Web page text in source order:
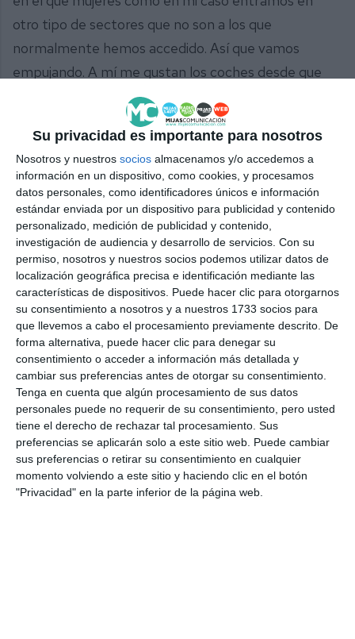
Su privacidad es importante para nosotros
Nosotros y nuestros socios almacenamos y/o accedemos a
información en un dispositivo, como cookies, y procesamos
datos personales, como identificadores únicos e información
estándar enviada por un dispositivo para publicidad y contenido
personalizado, medición de publicidad y contenido,
investigación de audiencia y desarrollo de servicios. Con su
permiso, nosotros y nuestros socios podemos utilizar datos de
localización geográfica precisa e identificación mediante las
características de dispositivos. Puede hacer clic para otorgarnos
su consentimiento a nosotros y a nuestros 1733 socios para
que llevemos a cabo el procesamiento previamente descrito. De
forma alternativa, puede hacer clic para denegar su
consentimiento o acceder a información más detallada y
cambiar sus preferencias antes de otorgar su consentimiento.
Tenga en cuenta que algún procesamiento de sus datos
personales puede no requerir de su consentimiento, pero usted
tiene el derecho de rechazar tal procesamiento. Sus
preferencias se aplicarán solo a este sitio web. Puede cambiar
sus preferencias o retirar su consentimiento en cualquier
momento volviendo a este sitio y haciendo clic en el botón
"Privacidad" en la parte inferior de la página web.
otro tipo de sectores que no son a los que
normalmente hemos accedido. Así que vamos
empujando. A mí me gustan los coches desde que
era pequeña, pero mi padre no quería comprarme
un Scalextric. Así que ahora de adulta, tuve la
oportunidad de coger este negocio y no lo pensé.
Ahora tengo mi propio Scalextric pero gigante”.
Comparte esta noticia desde el siguiente enlace:
https://mijascom.com/?a=38061
MIJAS